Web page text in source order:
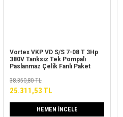
Vortex VKP VD S/S 7-08 T 3Hp
380V Tanksız Tek Pompalı
Paslanmaz Çelik Fanlı Paket
38.350,80 TL
25.311,53 TL
HEMEN İNCELE